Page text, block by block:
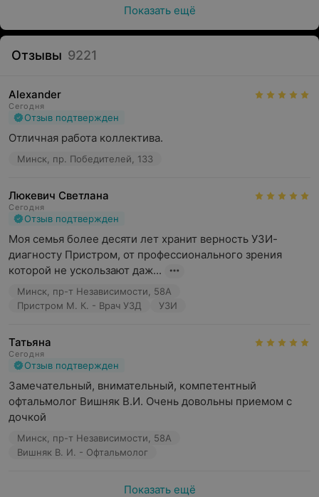
Показать ещё
Отзывы 9221
Alexander
Сегодня
Отзыв подтвержден
Отличная работа коллектива.
Минск, пр. Победителей, 133
Люкевич Светлана
Сегодня
Отзыв подтвержден
Моя семья более десяти лет хранит верность УЗИ-
диагносту Пристром, от профессионального зрения
которой не ускользают даж...
Минск, пр-т Независимости, 58А
Пристром М. К. - Врач УЗД
УЗИ
Татьяна
Сегодня
Отзыв подтвержден
Замечательный, внимательный, компетентный
офтальмолог Вишняк В.И. Очень довольны приемом с
дочкой
Минск, пр-т Независимости, 58А
Вишняк В. И. - Офтальмолог
Показать ещё